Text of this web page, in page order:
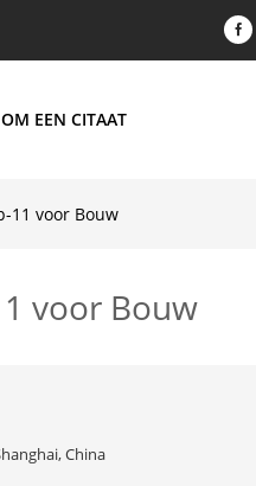
EEN CITAAT
11 voor Bouw
voor Bouw
China